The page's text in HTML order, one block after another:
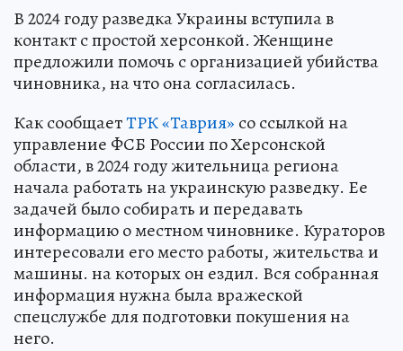
В 2024 году разведка Украины вступила в
контакт с простой херсонкой. Женщине
предложили помочь с организацией убийства
чиновника, на что она согласилась.
Как сообщаетТРК «Таврия» со ссылкой на
управление ФСБ России по Херсонской
области, в 2024 году жительница региона
начала работать на украинскую разведку. Ее
задачей было собирать и передавать
информацию о местном чиновнике. Кураторов
интересовали его место работы, жительства и
машины. на которых он ездил. Вся собранная
информация нужна была вражеской
спецслужбе для подготовки покушения на
него.